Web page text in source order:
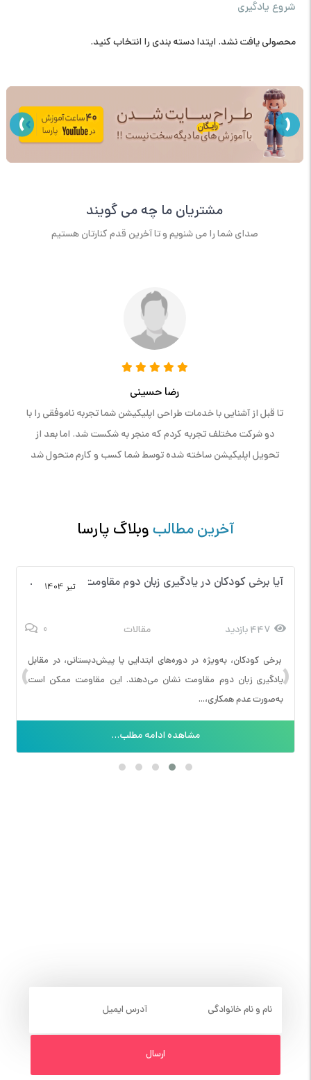
شروع یادگیری
محصولی یافت نشد. ایتدا دسته بندی را انتخاب کنید.
‹
›
مشتریان ما چه می گویند
صدای شما را می شنویم و تا آخرین قدم کنارتان هستیم
رضا حسینی
تا قبل از آشنایی با خدمات طراحی اپلیکیشن شما تجربه ناموفقی را با
دو شرکت مختلف تجربه کردم که منجر به شکست شد. اما بعد از
تحویل اپلیکیشن ساخته شده توسط شما کسب و کارم متحول شد
آخرین مطالبوبلاگ پارسا
تیر 1404 آیا برخی کودکان در یادگیری زبان دوم مقاومت می‌کنند؟ (دلایل احتمالی و راهکارهایی برای همراه‌سازی کودکان)
447 بازدید مقالات 0
برخی کودکان، به‌ویژه در دوره‌های ابتدایی یا پیش‌دبستانی، در مقابل
یادگیری زبان دوم مقاومت نشان می‌دهند. این مقاومت ممکن است
به‌صورت عدم همکاری،...
مشاهده ادامه مطلب...
‹
›